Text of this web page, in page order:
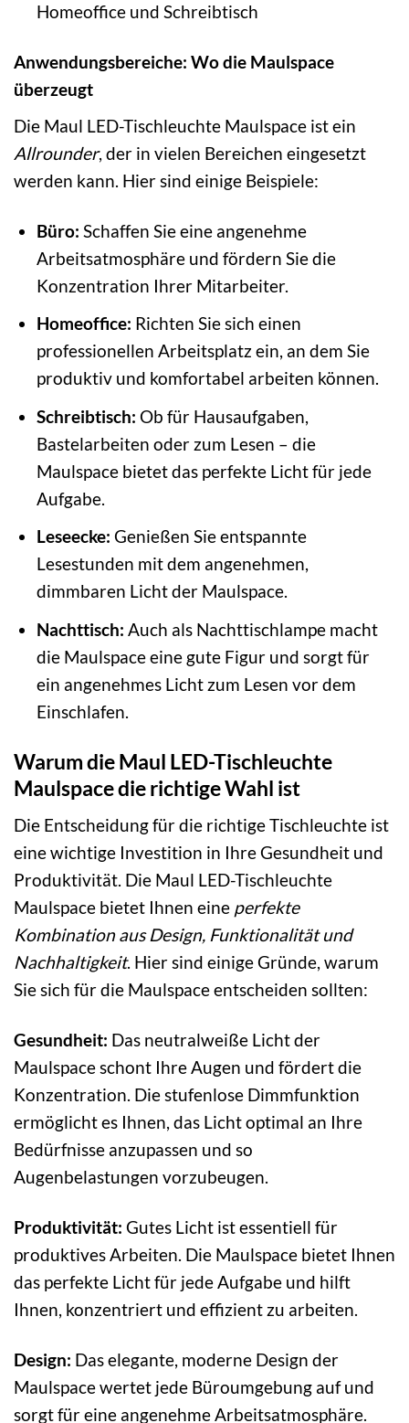
Homeoffice und Schreibtisch
Anwendungsbereiche: Wo die Maulspace
überzeugt
Die Maul LED-Tischleuchte Maulspace ist ein
Allrounder, der in vielen Bereichen eingesetzt
werden kann. Hier sind einige Beispiele:
Büro: Schaffen Sie eine angenehme
Arbeitsatmosphäre und fördern Sie die
Konzentration Ihrer Mitarbeiter.
Homeoffice: Richten Sie sich einen
professionellen Arbeitsplatz ein, an dem Sie
produktiv und komfortabel arbeiten können.
Schreibtisch: Ob für Hausaufgaben,
Bastelarbeiten oder zum Lesen – die
Maulspace bietet das perfekte Licht für jede
Aufgabe.
Leseecke: Genießen Sie entspannte
Lesestunden mit dem angenehmen,
dimmbaren Licht der Maulspace.
Nachttisch: Auch als Nachttischlampe macht
die Maulspace eine gute Figur und sorgt für
ein angenehmes Licht zum Lesen vor dem
Einschlafen.
Warum die Maul LED-Tischleuchte
Maulspace die richtige Wahl ist
Die Entscheidung für die richtige Tischleuchte ist
eine wichtige Investition in Ihre Gesundheit und
Produktivität. Die Maul LED-Tischleuchte
Maulspace bietet Ihnen eine perfekte
Kombination aus Design, Funktionalität und
Nachhaltigkeit. Hier sind einige Gründe, warum
Sie sich für die Maulspace entscheiden sollten:
Gesundheit: Das neutralweiße Licht der
Maulspace schont Ihre Augen und fördert die
Konzentration. Die stufenlose Dimmfunktion
ermöglicht es Ihnen, das Licht optimal an Ihre
Bedürfnisse anzupassen und so
Augenbelastungen vorzubeugen.
Produktivität: Gutes Licht ist essentiell für
produktives Arbeiten. Die Maulspace bietet Ihnen
das perfekte Licht für jede Aufgabe und hilft
Ihnen, konzentriert und effizient zu arbeiten.
Design: Das elegante, moderne Design der
Maulspace wertet jede Büroumgebung auf und
sorgt für eine angenehme Arbeitsatmosphäre.